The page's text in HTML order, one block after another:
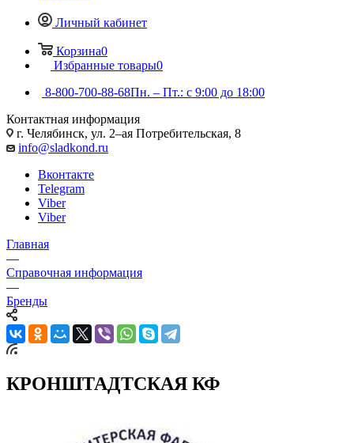
Личный кабинет
Корзина0
Избранные товары0
8-800-700-88-68Пн. – Пт.: с 9:00 до 18:00
Контактная информация
г. Челябинск, ул. 2–ая Потребительская, 8
info@sladkond.ru
Вконтакте
Telegram
Viber
Viber
Главная
—
Справочная информация
—
Бренды
КРОНШТАДТСКАЯ КФ